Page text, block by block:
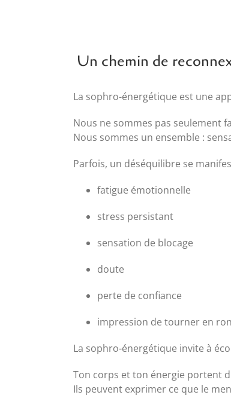
Un chemin de
La sophro-énergétique est une
Nous ne sommes pas seulement
Nous sommes un ensemble :
Parfois, un déséquilibre se
fatigue émotionnelle
stress persistant
sensation de blocage
doute
perte de confiance
impression de tourner en
La sophro-énergétique invite à
Ton corps et ton énergie portent
Ils peuvent exprimer ce que le